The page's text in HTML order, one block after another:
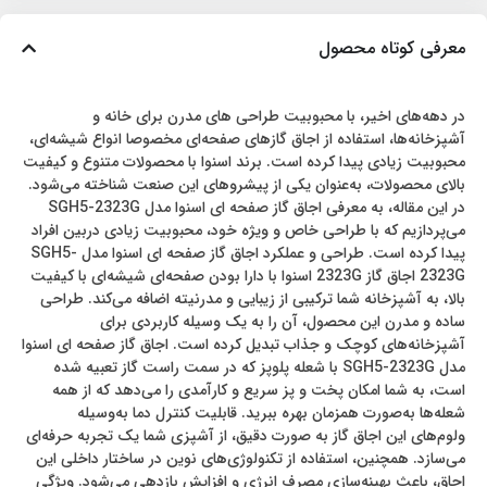
معرفی کوتاه محصول
در دهه‌های اخیر، با محبوبیت طراحی های مدرن برای خانه و
آشپزخانه‌ها، استفاده از اجاق گازهای صفحه‌ای مخصوصا انواع شیشه‌ای،
محبوبیت زیادی پیدا کرده است. برند اسنوا با محصولات متنوع و کیفیت
بالای محصولات، به‌عنوان یکی از پیشروهای این صنعت شناخته می‌شود.
در این مقاله، به معرفی اجاق گاز صفحه ای اسنوا مدل SGH5-2323G
می‌پردازیم که با طراحی خاص و ویژه خود، محبوبیت زیادی دربین افراد
پیدا کرده است. طراحی و عملکرد اجاق گاز صفحه ای اسنوا مدل SGH5-
2323G اجاق گاز 2323G اسنوا با دارا بودن صفحه‌ای شیشه‌ای با کیفیت
بالا، به آشپزخانه شما ترکیبی از زیبایی و مدرنیته اضافه می‌کند. طراحی
ساده و مدرن این محصول، آن را به یک وسیله کاربردی برای
آشپزخانه‌های کوچک و جذاب تبدیل کرده است. اجاق گاز صفحه ای اسنوا
مدل SGH5-2323G با شعله پلوپز که در سمت راست گاز تعبیه شده
است، به شما امکان پخت و پز سریع و کارآمدی را می‌دهد که از همه
شعله‌ها به‌صورت همزمان بهره ببرید. قابلیت کنترل دما به‌وسیله
ولوم‌های این اجاق گاز به صورت دقیق، از آشپزی شما یک تجربه حرفه‌ای
می‌سازد. همچنین، استفاده از تکنولوژی‌های نوین در ساختار داخلی این
اجاق، باعث بهینه‌سازی مصرف انرژی و افزایش بازدهی می‌شود. ویژگی